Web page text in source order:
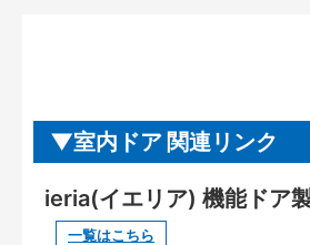
室内ドア 関連リンク
ieria(イエリア) 機能ドア
一覧はこちら